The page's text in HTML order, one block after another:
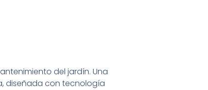
del jardín. Una
diseñada con tecnología